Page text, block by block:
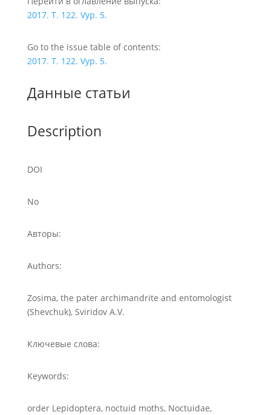
2017. T. 122. Vyp. 5.
Go to the issue table of contents:
2017. T. 122. Vyp. 5.
Данные статьи
Description
DOI
No
Авторы:
Authors:
Zosima, the pater archimandrite and entomologist
(Shevchuk), Sviridov А.V.
Ключевые слова:
Keywords:
order Lepidoptera, noctuid moths, Noctuidae,